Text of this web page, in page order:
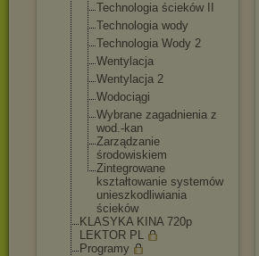
Technologia ścieków II
Technologia wody
Technologia Wody 2
Wentylacja
Wentylacja 2
Wodociągi
Wybrane zagadnienia z
wod.-kan
Zarządzanie
środowiskiem
Zintegrowane
kształtowanie systemów
unieszkodliwiania
ścieków
KLASYKA KINA 720p
LEKTOR PL
Programy